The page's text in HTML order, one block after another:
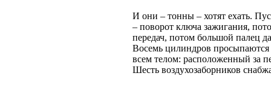
И они – тонны – хотят ехать.
– поворот ключа зажигания,
передач, потом большой палец
Восемь цилиндров
всем телом: расположенный за
Шесть воздухозаборников